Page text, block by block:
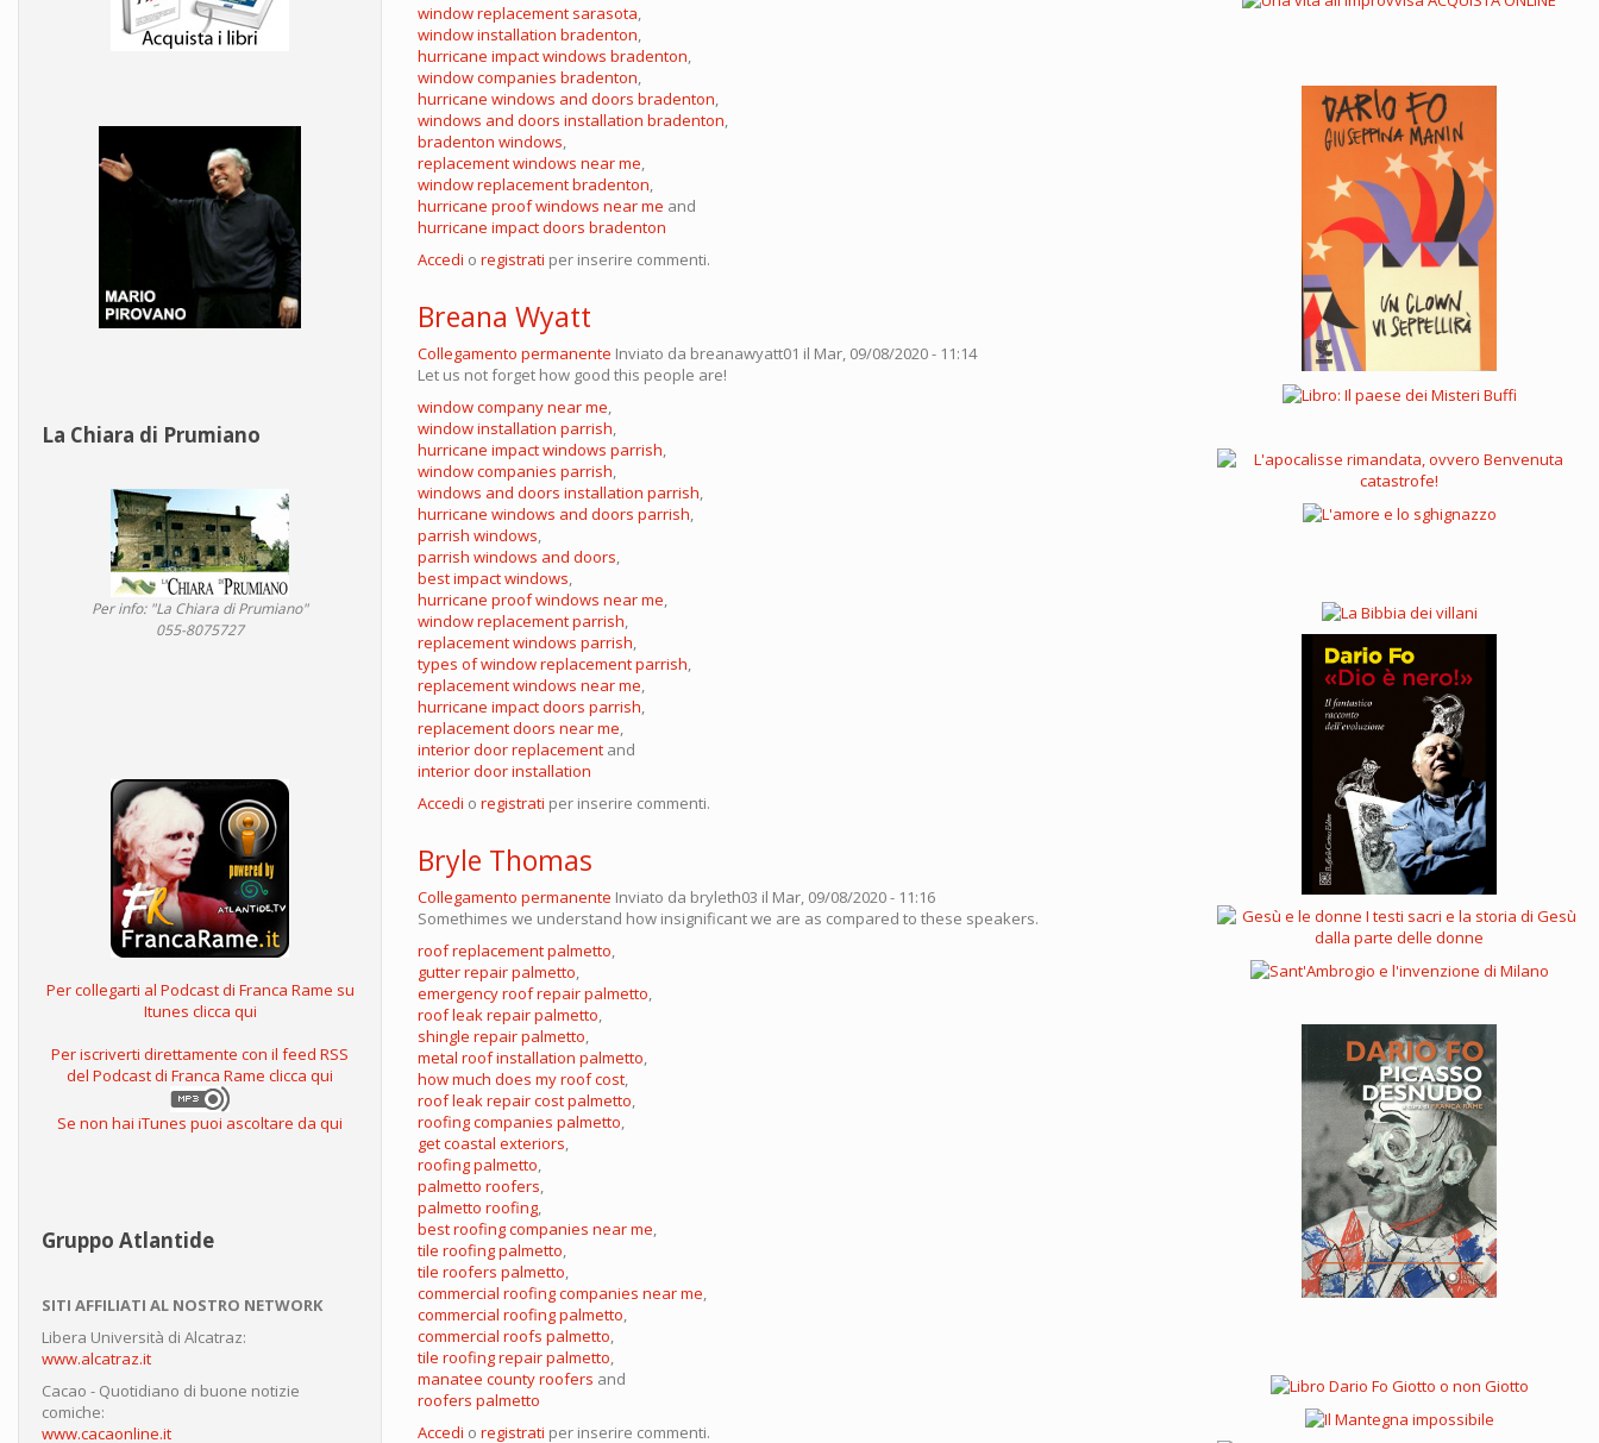
La Chiara di Prumiano
Per info: "La Chiara di Prumiano"
055-8075727
Per collegarti al Podcast di Franca Rame su
Itunes clicca qui
Per iscriverti direttamente con il feed RSS
del Podcast di Franca Rame clicca qui
Se non hai iTunes puoi ascoltare da qui
Gruppo Atlantide
SITI AFFILIATI AL NOSTRO NETWORK
Libera Università di Alcatraz:
www.alcatraz.it
Cacao - Quotidiano di buone notizie
comiche:
www.cacaonline.it
window replacement sarasota,
window installation bradenton,
hurricane impact windows bradenton,
window companies bradenton,
hurricane windows and doors bradenton,
windows and doors installation bradenton,
bradenton windows,
replacement windows near me,
window replacement bradenton,
hurricane proof windows near me and
hurricane impact doors bradenton
Accedi o registrati per inserire commenti.
Breana Wyatt
Collegamento permanente Inviato da breanawyatt01 il Mar, 09/08/2020 - 11:14
Let us not forget how good this people are!
window company near me,
window installation parrish,
hurricane impact windows parrish,
window companies parrish,
windows and doors installation parrish,
hurricane windows and doors parrish,
parrish windows,
parrish windows and doors,
best impact windows,
hurricane proof windows near me,
window replacement parrish,
replacement windows parrish,
types of window replacement parrish,
replacement windows near me,
hurricane impact doors parrish,
replacement doors near me,
interior door replacement and
interior door installation
Accedi o registrati per inserire commenti.
Bryle Thomas
Collegamento permanente Inviato da bryleth03 il Mar, 09/08/2020 - 11:16
Somethimes we understand how insignificant we are as compared to these speakers.
roof replacement palmetto,
gutter repair palmetto,
emergency roof repair palmetto,
roof leak repair palmetto,
shingle repair palmetto,
metal roof installation palmetto,
how much does my roof cost,
roof leak repair cost palmetto,
roofing companies palmetto,
get coastal exteriors,
roofing palmetto,
palmetto roofers,
palmetto roofing,
best roofing companies near me,
tile roofing palmetto,
tile roofers palmetto,
commercial roofing companies near me,
commercial roofing palmetto,
commercial roofs palmetto,
tile roofing repair palmetto,
manatee county roofers and
roofers palmetto
Accedi o registrati per inserire commenti.